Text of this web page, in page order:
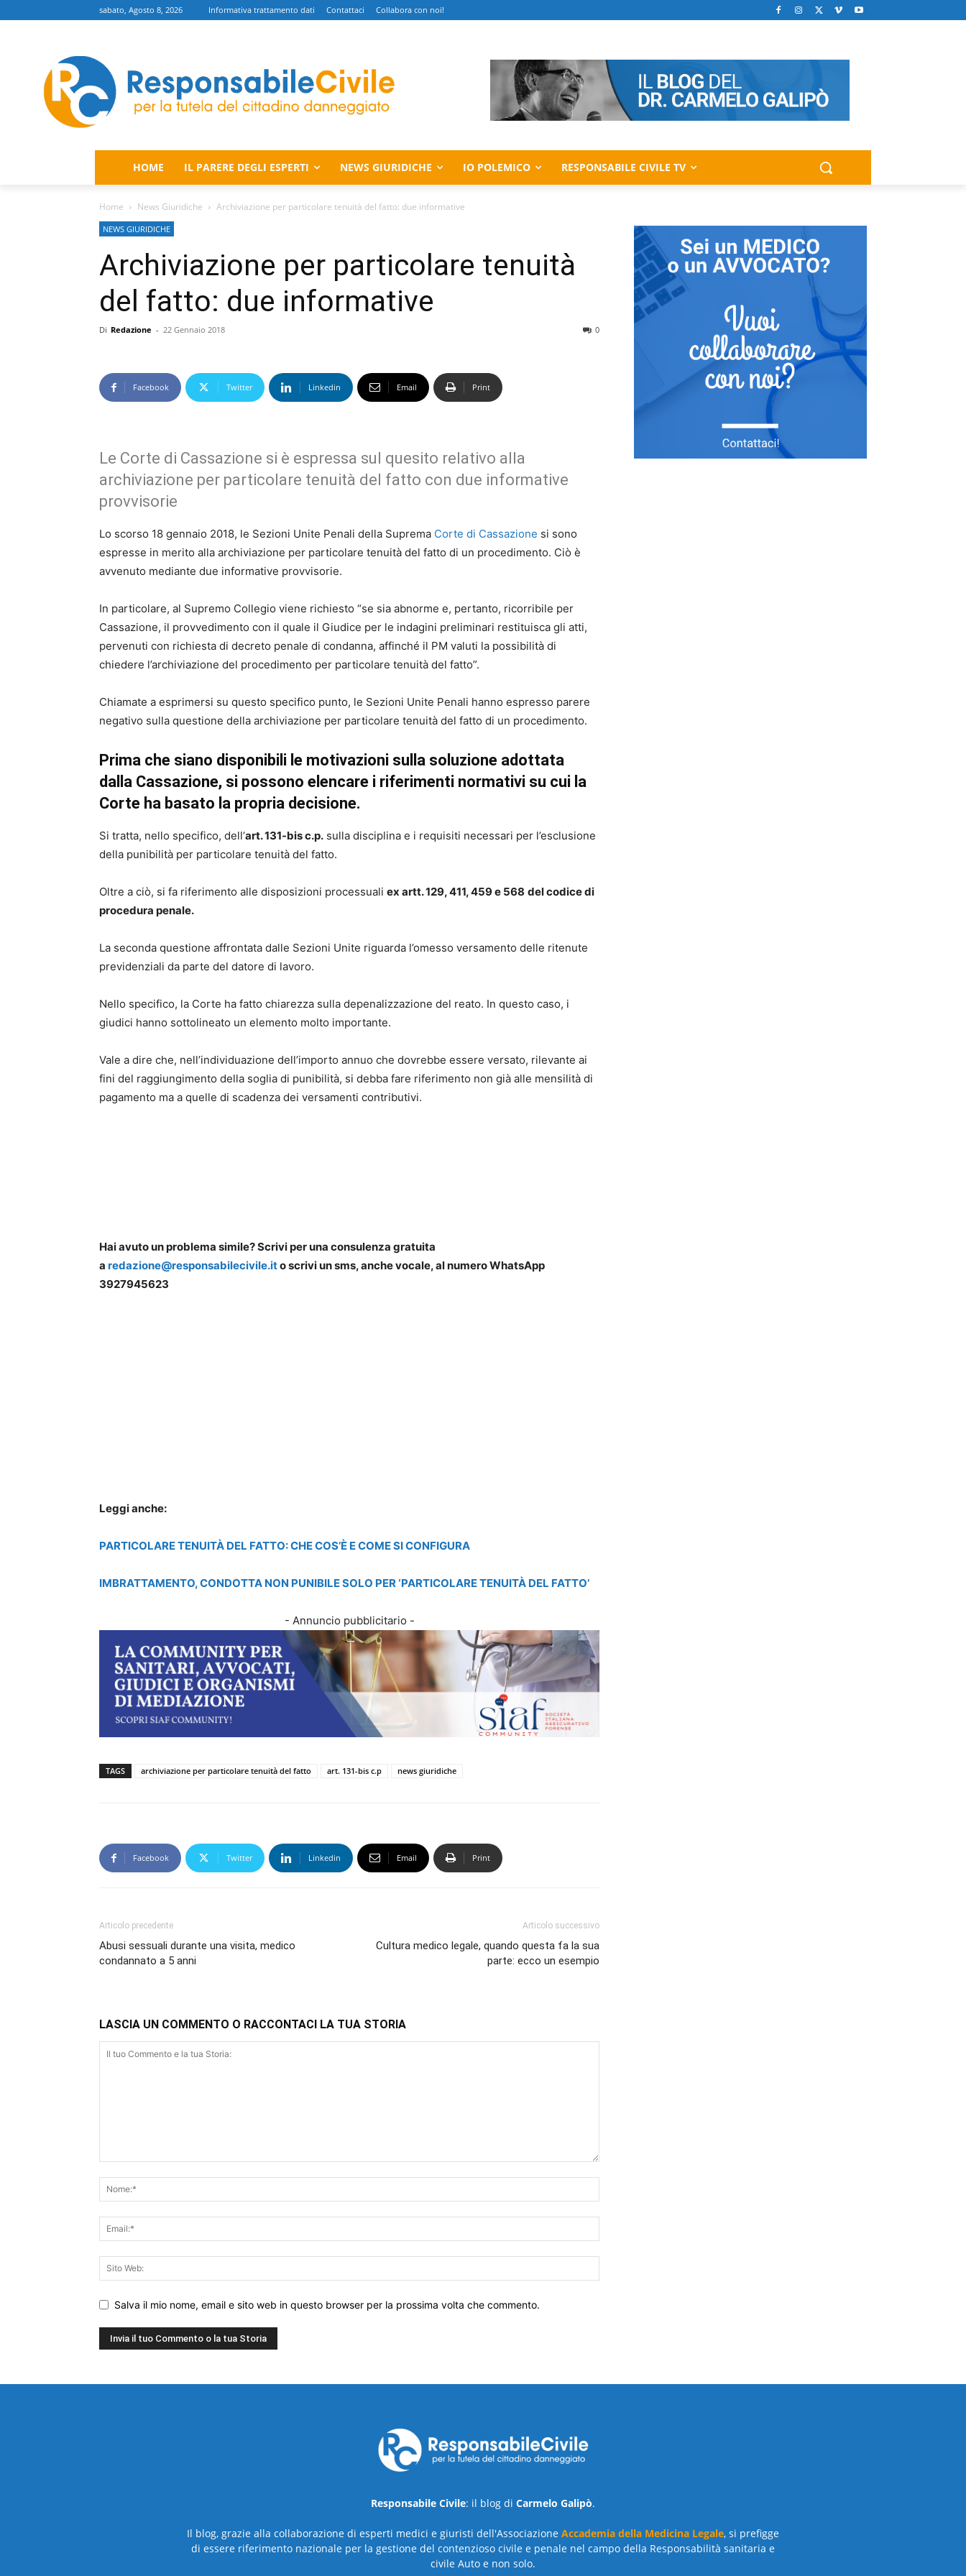
sabato, Agosto 8, 2026 Informativa trattamento dati Contattaci Collabora con noi!
HOME IL PARERE DEGLI ESPERTI NEWS GIURIDICHE IO POLEMICO RESPONSABILE CIVILE TV
Home News Giuridiche Archiviazione per particolare tenuità del fatto: due informative
NEWS GIURIDICHE
Archiviazione per particolare tenuità
del fatto: due informative
Di Redazione - 22 Gennaio 2018 0
Facebook Twitter Linkedin Email Print
Le Corte di Cassazione si è espressa sul quesito relativo alla
archiviazione per particolare tenuità del fatto con due informative
provvisorie
Lo scorso 18 gennaio 2018, le Sezioni Unite Penali della Suprema Corte di Cassazione si sono
espresse in merito alla archiviazione per particolare tenuità del fatto di un procedimento. Ciò è
avvenuto mediante due informative provvisorie.
In particolare, al Supremo Collegio viene richiesto “se sia abnorme e, pertanto, ricorribile per
Cassazione, il provvedimento con il quale il Giudice per le indagini preliminari restituisca gli atti,
pervenuti con richiesta di decreto penale di condanna, affinché il PM valuti la possibilità di
chiedere l’archiviazione del procedimento per particolare tenuità del fatto”.
Chiamate a esprimersi su questo specifico punto, le Sezioni Unite Penali hanno espresso parere
negativo sulla questione della archiviazione per particolare tenuità del fatto di un procedimento.
Prima che siano disponibili le motivazioni sulla soluzione adottata
dalla Cassazione, si possono elencare i riferimenti normativi su cui la
Corte ha basato la propria decisione.
Si tratta, nello specifico, dell’art. 131-bis c.p. sulla disciplina e i requisiti necessari per l’esclusione
della punibilità per particolare tenuità del fatto.
Oltre a ciò, si fa riferimento alle disposizioni processuali ex artt. 129, 411, 459 e 568 del codice di
procedura penale.
La seconda questione affrontata dalle Sezioni Unite riguarda l’omesso versamento delle ritenute
previdenziali da parte del datore di lavoro.
Nello specifico, la Corte ha fatto chiarezza sulla depenalizzazione del reato. In questo caso, i
giudici hanno sottolineato un elemento molto importante.
Vale a dire che, nell’individuazione dell’importo annuo che dovrebbe essere versato, rilevante ai
fini del raggiungimento della soglia di punibilità, si debba fare riferimento non già alle mensilità di
pagamento ma a quelle di scadenza dei versamenti contributivi.
Hai avuto un problema simile? Scrivi per una consulenza gratuita
a redazione@responsabilecivile.ito scrivi un sms, anche vocale, al numero WhatsApp
3927945623
Leggi anche:
PARTICOLARE TENUITÀ DEL FATTO: CHE COS’È E COME SI CONFIGURA
IMBRATTAMENTO, CONDOTTA NON PUNIBILE SOLO PER ‘PARTICOLARE TENUITÀ DEL FATTO’
- Annuncio pubblicitario -
TAGS archiviazione per particolare tenuità del fatto art. 131-bis c.p news giuridiche
Facebook Twitter Linkedin Email Print
Articolo precedente
Abusi sessuali durante una visita, medico
condannato a 5 anni
Articolo successivo
Cultura medico legale, quando questa fa la sua
parte: ecco un esempio
LASCIA UN COMMENTO O RACCONTACI LA TUA STORIA
Salva il mio nome, email e sito web in questo browser per la prossima volta che commento.
Responsabile Civile: il blog di Carmelo Galipò.
Il blog, grazie alla collaborazione di esperti medici e giuristi dell'Associazione Accademia della Medicina Legale, si prefigge
di essere riferimento nazionale per la gestione del contenzioso civile e penale nel campo della Responsabilità sanitaria e
civile Auto e non solo.